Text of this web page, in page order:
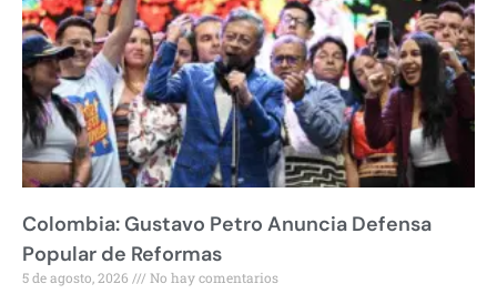
Colombia: Gustavo Petro Anuncia Defensa
Popular de Reformas
5 de agosto, 2026 No hay comentarios